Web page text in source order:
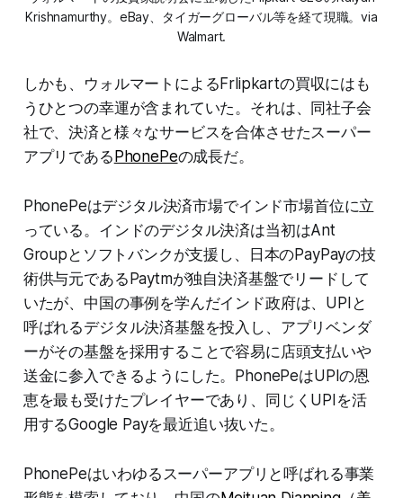
Krishnamurthy。eBay、タイガーグローバル等を経て現職。via
Walmart.
しかも、ウォルマートによるFrlipkartの買収にはも
うひとつの幸運が含まれていた。それは、同社子会
社で、決済と様々なサービスを合体させたスーパー
アプリである PhonePeの成長だ。
PhonePeはデジタル決済市場でインド市場首位に立
っている。インドのデジタル決済は当初はAnt
Groupとソフトバンクが支援し、日本のPayPayの技
術供与元であるPaytmが独自決済基盤でリードして
いたが、中国の事例を学んだインド政府は、UPIと
呼ばれるデジタル決済基盤を投入し、アプリベンダ
ーがその基盤を採用することで容易に店頭支払いや
送金に参入できるようにした。PhonePeはUPIの恩
恵を最も受けたプレイヤーであり、同じくUPIを活
用するGoogle Payを最近追い抜いた。
PhonePeはいわゆるスーパーアプリと呼ばれる事業